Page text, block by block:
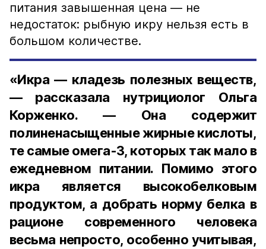
питания завышенная цена — не
недостаток: рыбную икру нельзя есть в
большом количестве.
«Икра — кладезь полезных веществ,
— рассказала нутрициолог Ольга
Корженко. — Она содержит
полиненасыщенные жирные кислоты,
те самые омега-3, которых так мало в
ежедневном питании. Помимо этого
икра является высокобелковым
продуктом, а добрать норму белка в
рационе современного человека
весьма непросто, особенно учитывая,